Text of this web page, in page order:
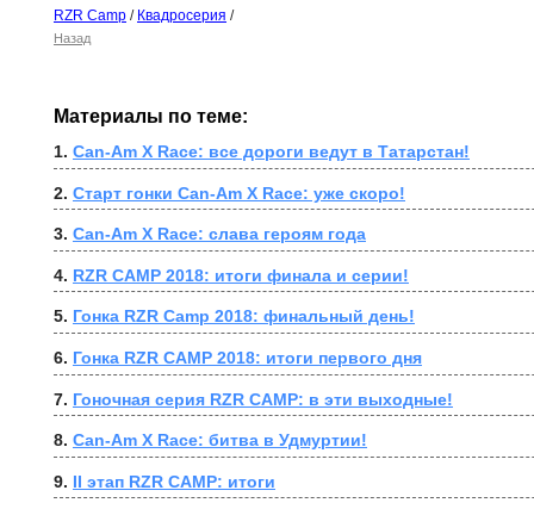
RZR Camp / Квадросерия /
Назад
Материалы по теме:
1. Can-Am X Race: все дороги ведут в Татарстан!
2. Старт гонки Can-Am X Race: уже скоро!
3. Can-Am X Race: слава героям года
4. RZR CAMP 2018: итоги финала и серии!
5. Гонка RZR Camp 2018: финальный день!
6. Гонка RZR CAMP 2018: итоги первого дня
7. Гоночная серия RZR CAMP: в эти выходные!
8. Can-Am X Race: битва в Удмуртии!
9. II этап RZR CAMP: итоги